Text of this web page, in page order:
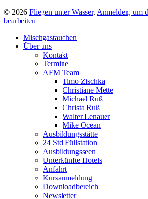
© 2026 Fliegen unter Wasser. Anmelden, um
bearbeiten
Mischgastauchen
Über uns
Kontakt
Termine
AFM Team
Timo Zischka
Christiane Mette
Michael Ruß
Christa Ruß
Walter Lenauer
Mike Ocean
Ausbildungsstätte
24 Std Füllstation
Ausbildungsseen
Unterkünfte Hotels
Anfahrt
Kursanmeldung
Downloadbereich
Newsletter